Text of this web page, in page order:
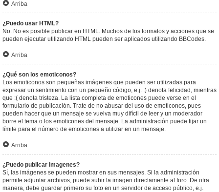
Arriba
¿Puedo usar HTML?
No. No es posible publicar en HTML. Muchos de los formatos y acciones que se
pueden ejecutar utilizando HTML pueden ser aplicados utilizando BBCodes.
Arriba
¿Qué son los emoticonos?
Los emoticonos son pequeñas imágenes que pueden ser utilizadas para
expresar un sentimiento con un pequeño código, e.j. :) denota felicidad, mientras
que :( denota tristeza. La lista completa de emoticones puede verse en el
formulario de publicación. Trate de no abusar del uso de emoticonos, pues
pueden hacer que un mensaje se vuelva muy difícil de leer y un moderador
borre el tema o los emoticones del mensaje. La administración puede fijar un
límite para el número de emoticones a utilizar en un mensaje.
Arriba
¿Puedo publicar imagenes?
Sí, las imágenes se pueden mostrar en sus mensajes. Si la administración
permite adjuntar archivos, puede subir la imagen directamente al foro. De otra
manera, debe guardar primero su foto en un servidor de acceso público, e.j.